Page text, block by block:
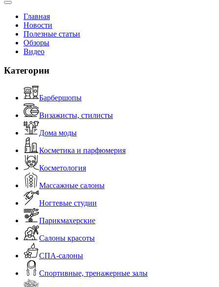
Главная
Новости
Полезные статьи
Обзоры
Видео
Категории
Барбершопы
Визажисты, стилисты
Дома моды
Косметика и парфюмерия
Косметология
Массажные салоны
Ногтевые студии
Парикмахерские
Салоны красоты
СПА-салоны
Спортивные, тренажерные залы